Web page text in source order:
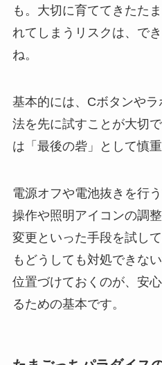
も。大切に育ててきたた
れてしまうリスクは、で
ね。
基本的には、Cボタンや
法を先に試すことが大切
は「最後の砦」として慎
電源オフや電池抜きを行
操作や照明アイコンの調
変更といった手段を試し
もどうしても対処できな
位置づけておくのが、安
るための基本です。